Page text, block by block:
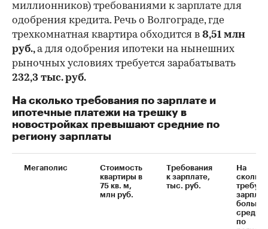
миллионников) требованиями к зарплате для
одобрения кредита. Речь о Волгограде, где
трехкомнатная квартира обходится в 8,51 млн
руб.,а для одобрения ипотеки на нынешних
рыночных условиях требуется зарабатывать
232,3 тыс. руб.
На сколько требования по зарплате и
ипотечные платежи на трешку в
новостройках превышают средние по
региону зарплаты
Мегаполис
Стоимость
квартиры в
75 кв. м,
млн руб.
Требования
к зарплате,
тыс. руб.
На
сколько
больше
по